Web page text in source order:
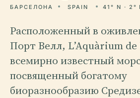
БАРСЕЛОНА SPAIN 41° N · 2°
Расположенный в
Порт Велл, L’Aquàrium de
всемирно известный
посвященный богатому
биоразнообразию